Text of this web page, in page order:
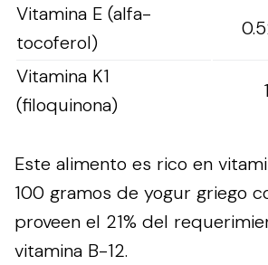
Vitamina E (alfa-
tocoferol)
Vitamina K1
(filoquinona)
Este alimento es rico en
100 gramos de yogur griego
proveen el 21% del
vitamina B-12.